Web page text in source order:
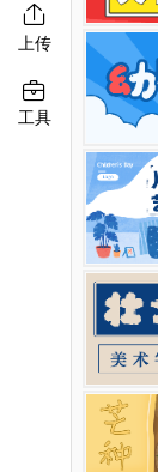

上传

工具